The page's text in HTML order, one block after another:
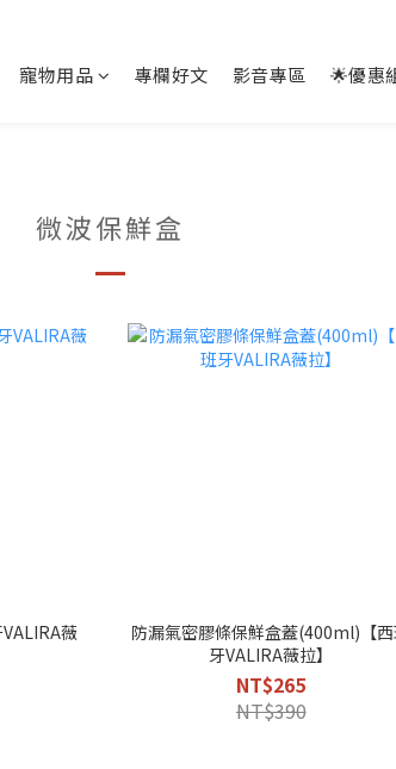
寵物用品 專欄好文 影音專區 🌟優惠
微波保鮮盒
薇
防漏氣密膠條保鮮盒蓋(400ml)【
牙VALIRA薇拉】
NT$265
NT$390